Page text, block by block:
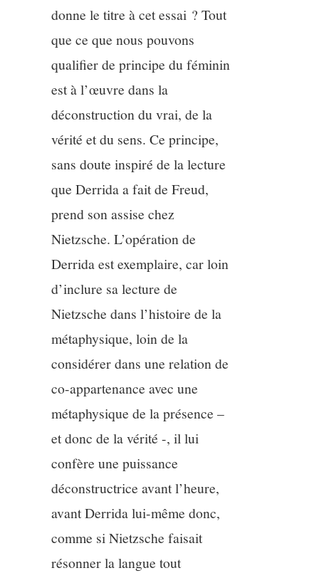
donne le titre à cet essai ? Tout
que ce que nous pouvons
qualifier de principe du féminin
est à l’œuvre dans la
déconstruction du vrai, de la
vérité et du sens. Ce principe,
sans doute inspiré de la lecture
que Derrida a fait de Freud,
prend son assise chez
Nietzsche. L’opération de
Derrida est exemplaire, car loin
d’inclure sa lecture de
Nietzsche dans l’histoire de la
métaphysique, loin de la
considérer dans une relation de
co-appartenance avec une
métaphysique de la présence –
et donc de la vérité -, il lui
confère une puissance
déconstructrice avant l’heure,
avant Derrida lui-même donc,
comme si Nietzsche faisait
résonner la langue tout